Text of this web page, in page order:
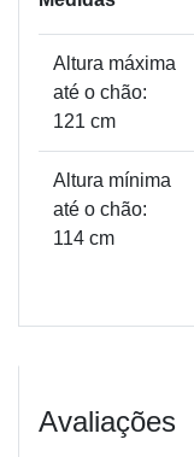
Altura máxima
até o chão:
121 cm
Altura mínima
até o chão:
114 cm
Avaliações